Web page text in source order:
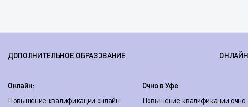
ДОПОЛНИТЕЛЬНОЕ ОБРАЗОВАНИЕ ОНЛАЙН
Онлайн:
Повышение квалификации онлайн
Очно в Уфе
Повышение квалификации очно